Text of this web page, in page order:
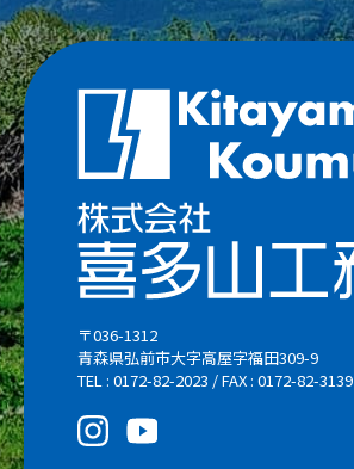
〒036-1312
青森県弘前市大字高屋字福田309-9
TEL : 0172-82-2023 / FAX : 0172-82-3139